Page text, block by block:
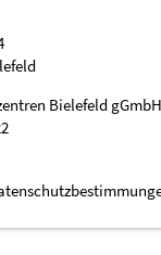
Bielefeld gGmbH